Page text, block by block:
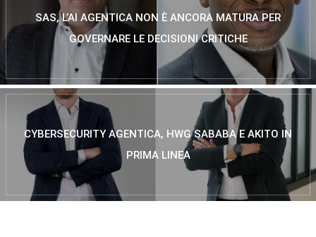
SAS, L’AI AGENTICA NON È ANCORA MATURA PER
GOVERNARE LE DECISIONI CRITICHE
CYBERSECURITY AGENTICA, HWG SABABA E AKITO IN
PRIMA LINEA